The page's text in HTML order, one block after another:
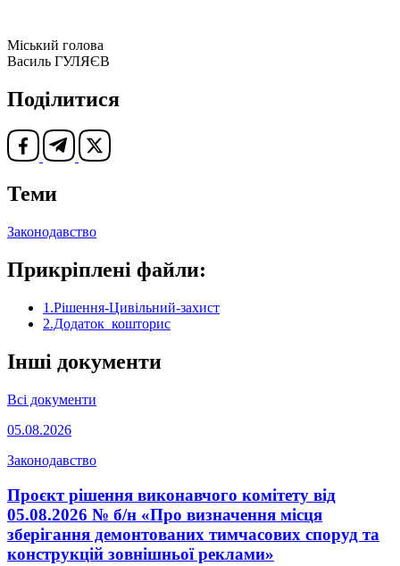
Міський голова
Василь ГУЛЯЄВ
Поділитися
Теми
Законодавство
Прикріплені файли:
1.Рішення-Цивільний-захист
2.Додаток_кошторис
Інші документи
Всі документи
05.08.2026
Законодавство
Проєкт рішення виконавчого комітету від
05.08.2026 № б/н «Про визначення місця
зберігання демонтованих тимчасових споруд та
конструкцій зовнішньої реклами»